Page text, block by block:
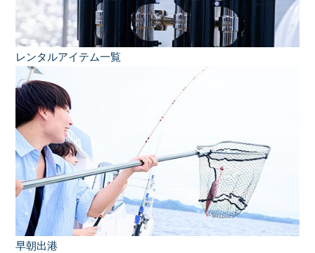
レンタルアイテム一覧
早朝出港